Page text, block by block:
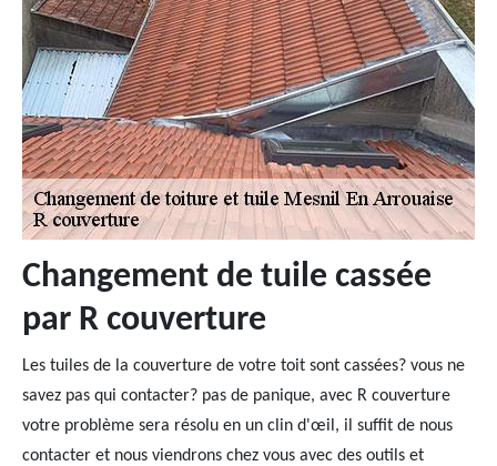
Changement de tuile cassée
par R couverture
Les tuiles de la couverture de votre toit sont cassées? vous ne
savez pas qui contacter? pas de panique, avec R couverture
votre problème sera résolu en un clin d'œil, il suffit de nous
contacter et nous viendrons chez vous avec des outils et